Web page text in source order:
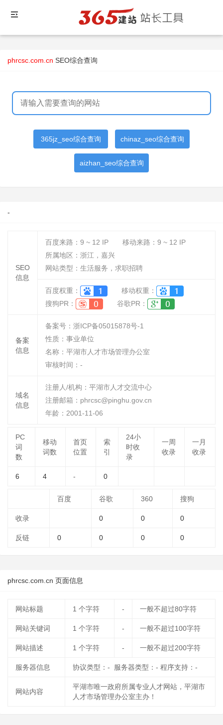
phrcsc.com.cn SEO综合查询
365jz_seo综合查询 chinaz_seo综合查询
aizhan_seo综合查询
-
SEO
信息
百度来路： 9 ~ 12 IP 移动来路： 9 ~ 12 IP
所属地区：浙江，嘉兴
网站类型：生活服务，求职招聘
百度权重：
移动权重：
搜狗PR：
谷歌PR：
备案
信息
备案号：浙ICP备05015878号-1
性质： 事业单位
名称： 平湖市人才市场管理办公室
审核时间： -
域名
信息
注册人/机构：平湖市人才交流中心
注册邮箱：phrcsc@pinghu.gov.cn
年龄：2001-11-06
PC
词
数
移动
词数
首页
位置
索
引
24小
时收
录
一周
收录
一月
收录
6 4 - 0
百度 谷歌 360 搜狗
收录 0 0 0
反链 0 0 0 0
phrcsc.com.cn 页面信息
网站标题 1 个字符 - 一般不超过80字符
网站关键词 1 个字符 - 一般不超过100字符
网站描述 1 个字符 - 一般不超过200字符
服务器信息 协议类型：- 服务器类型：- 程序支持：-
网站内容
平湖市唯一政府所属专业人才网站，平湖市
人才市场管理办公室主办！